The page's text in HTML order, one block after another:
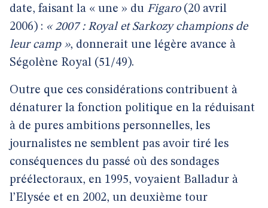
date, faisant la « une » du Figaro(20 avril
2006) : « 2007 : Royal et Sarkozy champions de
leur camp », donnerait une légère avance à
Ségolène Royal (51/49).
Outre que ces considérations contribuent à
dénaturer la fonction politique en la réduisant
à de pures ambitions personnelles, les
journalistes ne semblent pas avoir tiré les
conséquences du passé où des sondages
préélectoraux, en 1995, voyaient Balladur à
l’Elysée et en 2002, un deuxième tour